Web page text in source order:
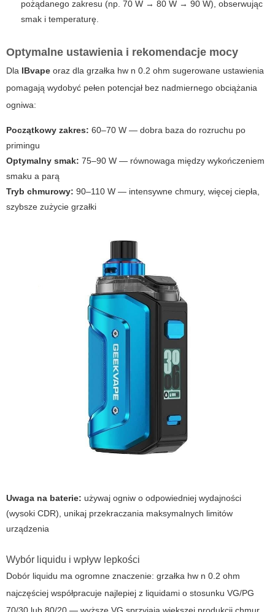
pożądanego zakresu (np. 70 W → 80 W → 90 W), obserwując
smak i temperaturę.
Optymalne ustawienia i rekomendacje mocy
Dla IBvape oraz dla grzałka hw n 0.2 ohm sugerowane ustawienia
pomagają wydobyć pełen potencjał bez nadmiernego obciążania
ogniwa:
Początkowy zakres: 60–70 W — dobra baza do rozruchu po
primingu
Optymalny smak: 75–90 W — równowaga między wykończeniem
smaku a parą
Tryb chmurowy: 90–110 W — intensywne chmury, więcej ciepła,
szybsze zużycie grzałki
Uwaga na baterie: używaj ogniw o odpowiedniej wydajności
(wysoki CDR), unikaj przekraczania maksymalnych limitów
urządzenia
Wybór liquidu i wpływ lepkości
Dobór liquidu ma ogromne znaczenie: grzałka hw n 0.2 ohm
najczęściej współpracuje najlepiej z liquidami o stosunku VG/PG